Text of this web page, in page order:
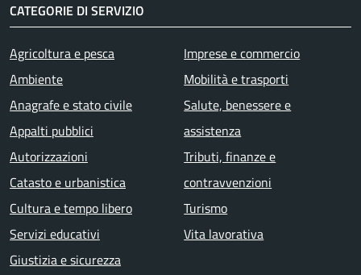
CATEGORIE DI SERVIZIO
Agricoltura e pesca
Ambiente
Anagrafe e stato civile
Appalti pubblici
Autorizzazioni
Catasto e urbanistica
Cultura e tempo libero
Servizi educativi
Giustizia e sicurezza
Imprese e commercio
Mobilità e trasporti
Salute, benessere e
assistenza
Tributi, finanze e
contravvenzioni
Turismo
Vita lavorativa